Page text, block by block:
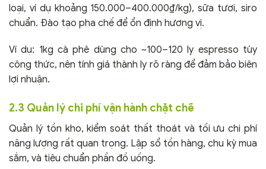
loại, ví dụ khoảng 150.000–400.000₫/kg), sữa tươi, siro
chuẩn. Đào tạo pha chế để ổn định hương vị.
Ví dụ: 1kg cà phê dùng cho ~100–120 ly espresso tùy
công thức, nên tính giá thành ly rõ ràng để đảm bảo biên
lợi nhuận.
2.3 Quản lý chi phí vận hành chặt chẽ
Quản lý tồn kho, kiểm soát thất thoát và tối ưu chi phí
năng lượng rất quan trọng. Lập sổ tồn hàng, chu kỳ mua
sắm, và tiêu chuẩn phần đồ uống.